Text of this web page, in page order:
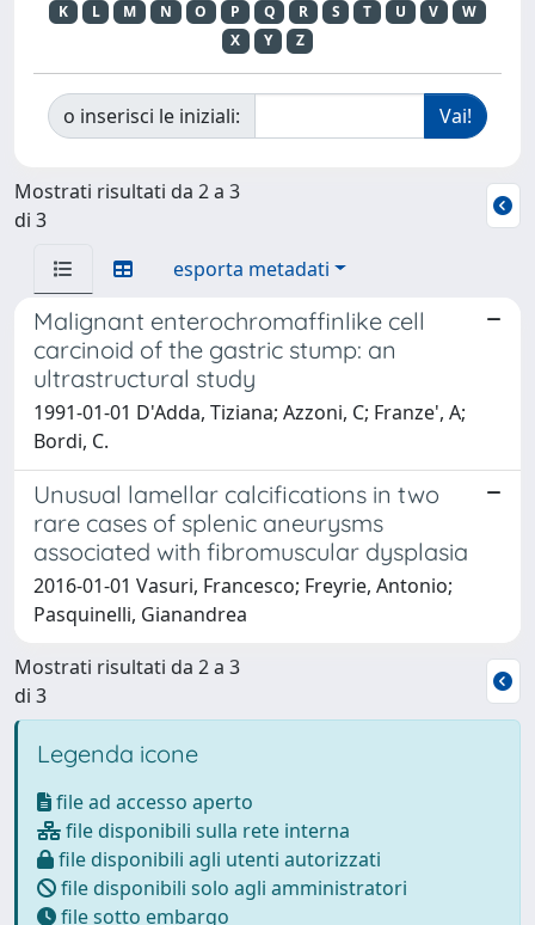
K
L M N O P Q R S T U V
W
X
Y Z
o inserisci le iniziali:
Mostrati risultati da 2 a 3
di 3
esporta metadati
Malignant enterochromaffinlike cell
carcinoid of the gastric stump: an
ultrastructural study
1991-01-01 D'Adda, Tiziana; Azzoni, C; Franze', A;
Bordi, C.
Unusual lamellar calcifications in two
rare cases of splenic aneurysms
associated with fibromuscular dysplasia
2016-01-01 Vasuri, Francesco; Freyrie, Antonio;
Pasquinelli, Gianandrea
Mostrati risultati da 2 a 3
di 3
Legenda icone
file ad accesso aperto
file disponibili sulla rete interna
file disponibili agli utenti autorizzati
file disponibili solo agli amministratori
file sotto embargo